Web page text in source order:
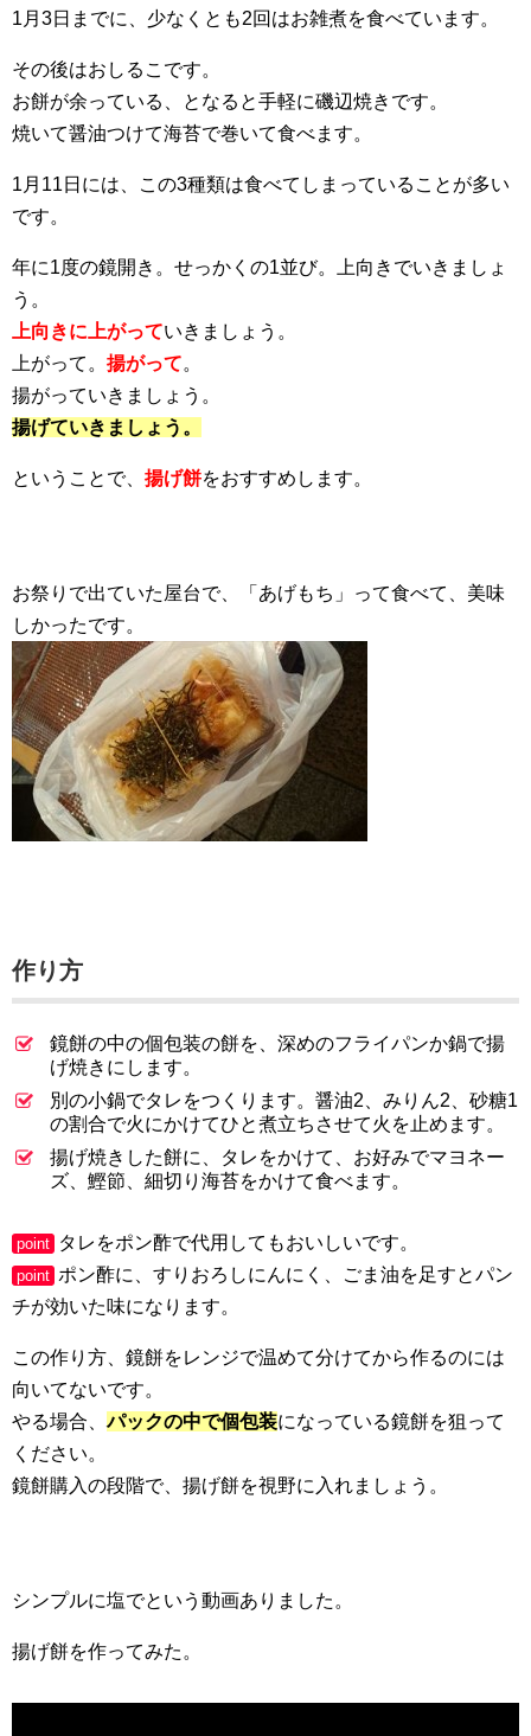
1月3日までに、少なくとも2回はお雑煮を食べています。
その後はおしるこです。
お餅が余っている、となると手軽に磯辺焼きです。
焼いて醤油つけて海苔で巻いて食べます。
1月11日には、この3種類は食べてしまっていることが多い
です。
年に1度の鏡開き。せっかくの1並び。上向きでいきましょ
う。
上向きに上がっていきましょう。
上がって。 揚がって。
揚がっていきましょう。
揚げていきましょう。
ということで、 揚げ餅をおすすめします。
お祭りで出ていた屋台で、「あげもち」って食べて、美味
しかったです。
作り方
鏡餅の中の個包装の餅を、深めのフライパンか鍋で揚
げ焼きにします。
別の小鍋でタレをつくります。醤油2、みりん2、砂糖1
の割合で火にかけてひと煮立ちさせて火を止めます。
揚げ焼きした餅に、タレをかけて、お好みでマヨネー
ズ、鰹節、細切り海苔をかけて食べます。
point タレをポン酢で代用してもおいしいです。
point ポン酢に、すりおろしにんにく、ごま油を足すとパン
チが効いた味になります。
この作り方、鏡餅をレンジで温めて分けてから作るのには
向いてないです。
やる場合、パックの中で個包装になっている鏡餅を狙って
ください。
鏡餅購入の段階で、揚げ餅を視野に入れましょう。
シンプルに塩でという動画ありました。
揚げ餅を作ってみた。